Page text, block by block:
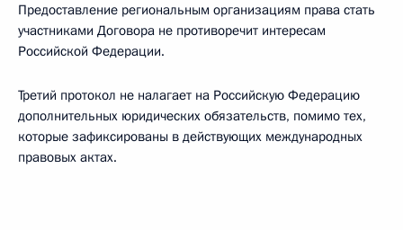
Предоставление региональным организациям права стать
участниками Договора не противоречит интересам
Российской Федерации.
Третий протокол не налагает на Российскую Федерацию
дополнительных юридических обязательств, помимо тех,
которые зафиксированы в действующих международных
правовых актах.